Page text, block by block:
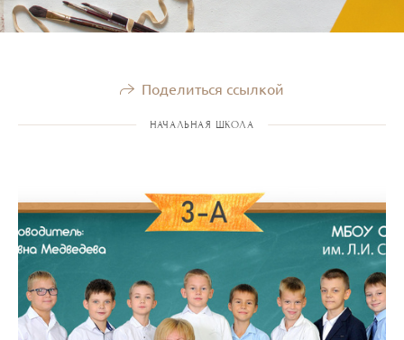
Поделиться ссылкой
НАЧАЛЬНАЯ ШКОЛА